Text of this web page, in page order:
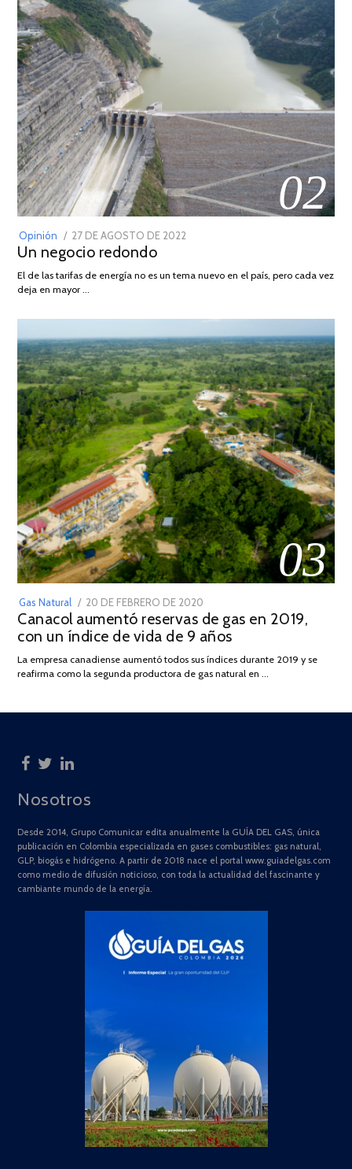
02
Opinión
POSTED
ON
27 DE AGOSTO DE 2022
DE
Un negocio redondo
El de las tarifas de energía no es un tema nuevo en el país, pero cada vez
deja en mayor …
03
Gas Natural
POSTED
ON
20 DE FEBRERO DE 2020
DE
JULIO
2025
Canacol aumentó reservas de gas en 2019,
con un índice de vida de 9 años
La empresa canadiense aumentó todos sus índices durante 2019 y se
reafirma como la segunda productora de gas natural en …
Nosotros
Desde 2014, Grupo Comunicar edita anualmente la GUÍA DEL GAS, única
publicación en Colombia especializada en gases combustibles: gas natural,
GLP, biogás e hidrógeno. A partir de 2018 nace el portal www.guiadelgas.com
como medio de difusión noticioso, con toda la actualidad del fascinante y
cambiante mundo de la energía.